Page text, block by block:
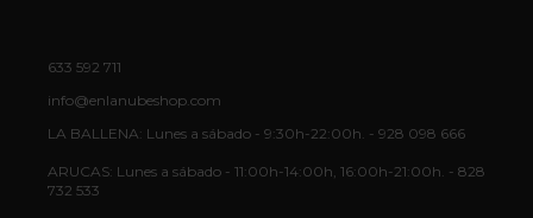
633 592 711
info@enlanubeshop.com
LA BALLENA: Lunes a sábado - 9:30h-22:00h. - 928 098 666
ARUCAS: Lunes a sábado - 11:00h-14:00h, 16:00h-21:00h. - 828
732 533